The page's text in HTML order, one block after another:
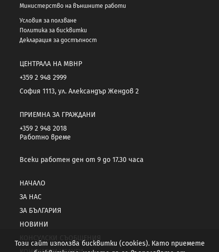
Министерство на външните работи
Условия за ползване
Политика за бисквитки
Декларация за достъпност
ЦЕНТРАЛА НА МВНР
+359 2 948 2999
София 1113, ул. Александър Жендов 2
ПРИЕМНА ЗА ГРАЖДАНИ
+359 2 948 2018
Работно време
Всеки работен ден от 9 до 17.30 часа
НАЧАЛО
ЗА НАС
ЗА БЪЛГАРИЯ
НОВИНИ
КОНСУЛСКИ СЪОБЩЕНИЯ
Този сайт използва бисквитки (cookies). Като приемете